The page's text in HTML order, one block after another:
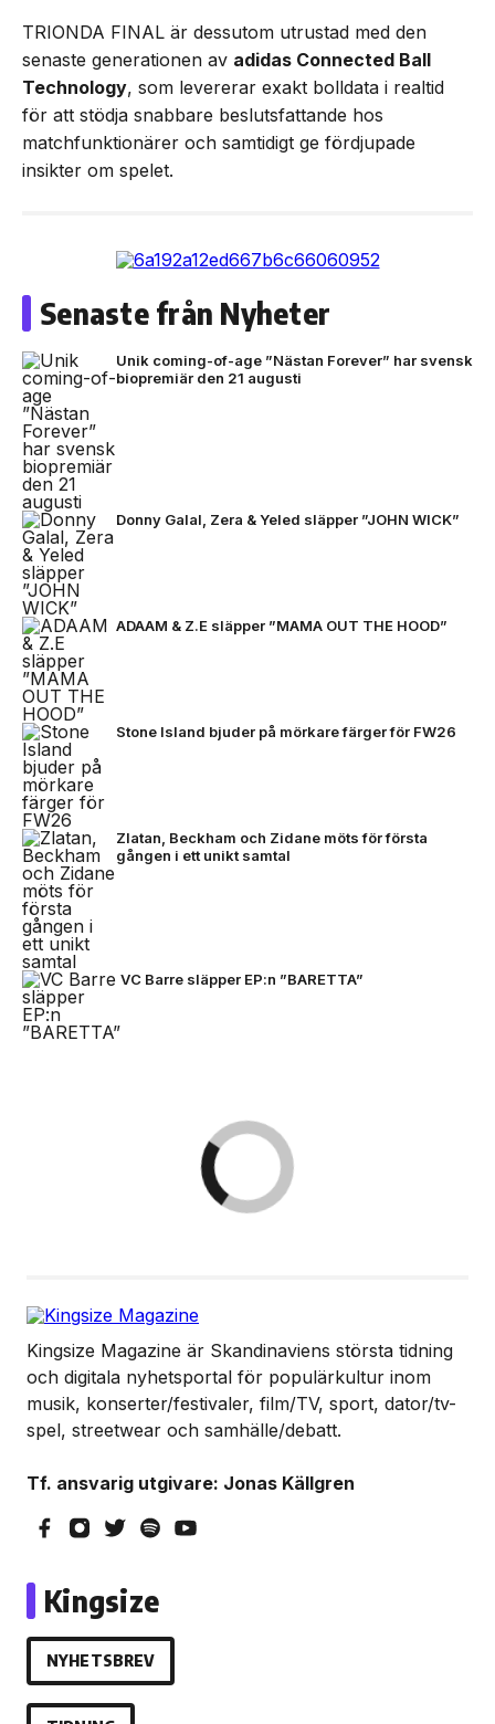
TRIONDA FINAL är dessutom utrustad med den
senaste generationen av adidas Connected Ball
Technology, som levererar exakt bolldata i realtid
för att stödja snabbare beslutsfattande hos
matchfunktionärer och samtidigt ge fördjupade
insikter om spelet.
Senaste från Nyheter
Unik coming-of-age ”Nästan Forever” har svensk
biopremiär den 21 augusti
Donny Galal, Zera & Yeled släpper ”JOHN WICK”
ADAAM & Z.E släpper ”MAMA OUT THE HOOD”
Stone Island bjuder på mörkare färger för FW26
Zlatan, Beckham och Zidane möts för första
gången i ett unikt samtal
VC Barre släpper EP:n ”BARETTA”
Kingsize Magazine är Skandinaviens största tidning
och digitala nyhetsportal för populärkultur inom
musik, konserter/festivaler, film/TV, sport, dator/tv-
spel, streetwear och samhälle/debatt.
Tf. ansvarig utgivare: Jonas Källgren
Kingsize
NYHETSBREV